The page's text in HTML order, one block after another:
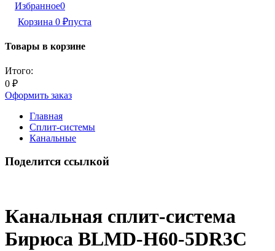
Избранное0
Корзина 0 ₽пуста
Товары в корзине
Итого:
0 ₽
Оформить заказ
Главная
Сплит-системы
Канальные
Поделится ссылкой
Канальная сплит-система
Бирюса BLMD-H60-5DR3C